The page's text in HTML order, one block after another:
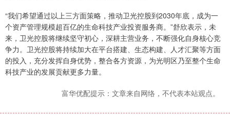
“我们希望通过以上三方面策略，推动卫光控股到2030年底，成为一
个资产管理规模超百亿的生命科技产业投资服务商。”舒欣表示，未
来，卫光控股将继续坚守初心，深耕主营业务，不断强化自身核心竞
争力。卫光控股将持续加大在平台搭建、生态构建、人才汇聚等方面
的投入，充分发挥自身优势，整合各方资源，为光明区乃至整个生命
科技产业的发展贡献更多力量。
富华优配提示：文章来自网络，不代表本站观点。